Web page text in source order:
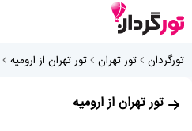
تورگردان تور تهران تور تهران از ارومیه
تور تهران از ارومیه